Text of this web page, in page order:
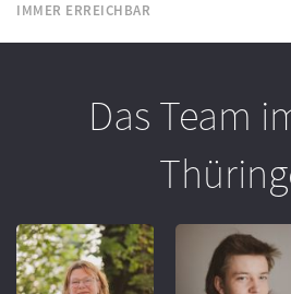
IMMER ERREICHBAR
Das Team